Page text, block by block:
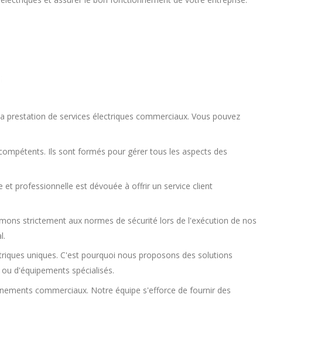
de services électriques commerciaux. Vous pouvez
Ils sont formés pour gérer tous les aspects des
professionnelle est dévouée à offrir un service client
strictement aux normes de sécurité lors de l'exécution de nos
uniques. C'est pourquoi nous proposons des solutions
d'équipements spécialisés.
commerciaux. Notre équipe s'efforce de fournir des